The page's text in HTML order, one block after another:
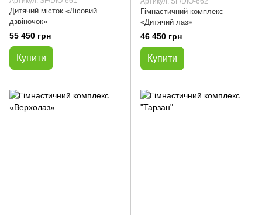
Дитячий місток «Лісовий
дзвіночок»
55 450 грн
Купити
Гімнастичний комплекс
«Дитячий лаз»
46 450 грн
Купити